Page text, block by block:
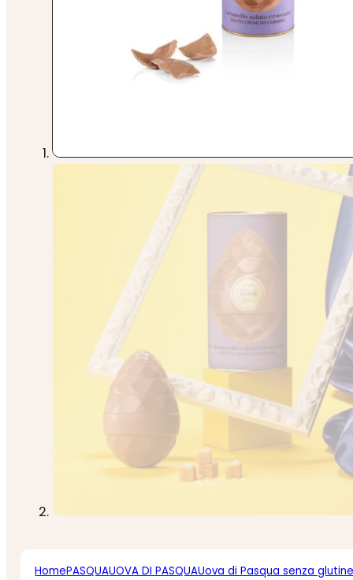
HomePASQUAUOVA DI PASQUAUova di Pasqua senza